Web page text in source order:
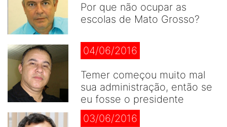
Por que não ocupar as
escolas de Mato Grosso?
04/06/2016
Temer começou muito mal
sua administração, então se
eu fosse o presidente
03/06/2016